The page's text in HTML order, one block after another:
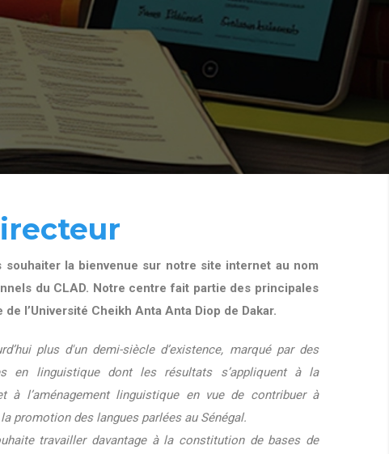
souhaiter la bienvenue sur notre site internet au nom
du CLAD. Notre centre fait partie des principales
l’Université Cheikh Anta Anta Diop de Dakar.
plus d'un demi-siècle d’existence, marqué par des
en linguistique dont les résultats s’appliquent à la
à l’aménagement linguistique en vue de contribuer à
promotion des langues parlées au Sénégal.
travailler davantage à la constitution de bases de